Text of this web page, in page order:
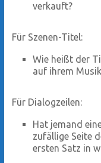
verkauft?
Für Szenen-Titel:
Wie heißt der
auf ihrem
Für Dialogzeilen:
Hat jemand
zufällige Seite
ersten Satz in